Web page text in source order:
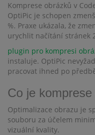
Komprese obrázků v
OptiPic je schopen
%. Praxe ukázala, že
urychlit načítání stránek
plugin pro kompresi
instaluje. OptiPic
pracovat ihned po
Co je komprese
Optimalizace obrazu je
souboru za účelem
vizuální kvality.